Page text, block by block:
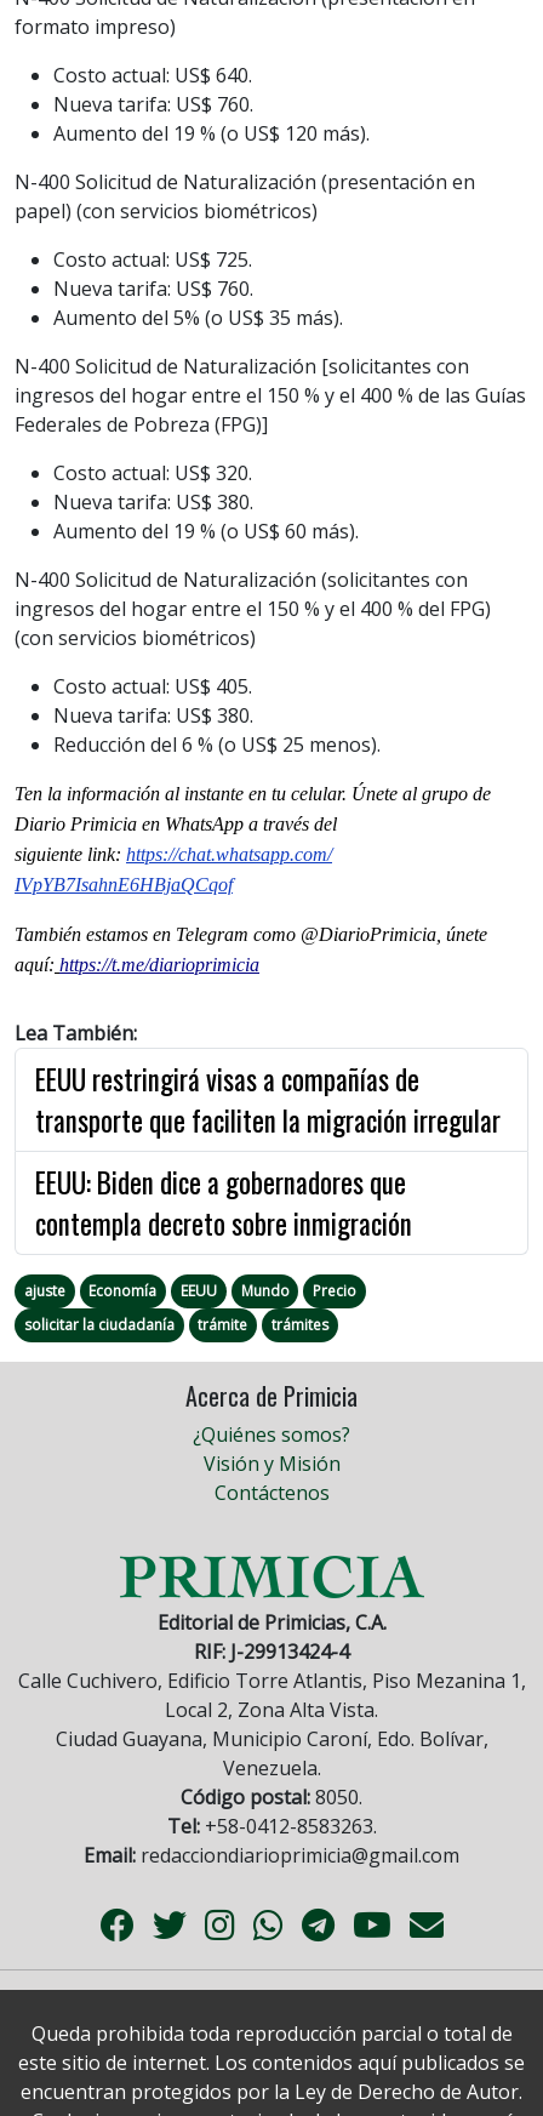
formato impreso)
Costo actual: US$ 640.
Nueva tarifa: US$ 760.
Aumento del 19 % (o US$ 120 más).
N-400 Solicitud de Naturalización (presentación en
papel) (con servicios biométricos)
Costo actual: US$ 725.
Nueva tarifa: US$ 760.
Aumento del 5% (o US$ 35 más).
N-400 Solicitud de Naturalización [solicitantes con
ingresos del hogar entre el 150 % y el 400 % de las Guías
Federales de Pobreza (FPG)]
Costo actual: US$ 320.
Nueva tarifa: US$ 380.
Aumento del 19 % (o US$ 60 más).
N-400 Solicitud de Naturalización (solicitantes con
ingresos del hogar entre el 150 % y el 400 % del FPG)
(con servicios biométricos)
Costo actual: US$ 405.
Nueva tarifa: US$ 380.
Reducción del 6 % (o US$ 25 menos).
Ten la información al instante en tu celular. Únete al grupo de
Diario Primicia en WhatsApp a través del
siguiente link: https://chat.whatsapp.com/
IVpYB7IsahnE6HBjaQCqof
También estamos en Telegram como @DiarioPrimicia, únete
aquí: https://t.me/diarioprimicia
Lea También:
EEUU restringirá visas a compañías de
transporte que faciliten la migración irregular
EEUU: Biden dice a gobernadores que
contempla decreto sobre inmigración
ajuste Economía EEUU Mundo
Precio
solicitar la ciudadanía
trámite trámites
Acerca de Primicia
¿Quiénes somos?
Visión y Misión
Contáctenos
Editorial de Primicias, C.A.
RIF: J-29913424-4
Calle Cuchivero, Edificio Torre Atlantis, Piso Mezanina 1,
Local 2, Zona Alta Vista.
Ciudad Guayana, Municipio Caroní, Edo. Bolívar,
Venezuela.
Código postal:8050.
Tel:+58-0412-8583263.
Email: redacciondiarioprimicia@gmail.com
Queda prohibida toda reproducción parcial o total de
este sitio de internet. Los contenidos aquí publicados se
encuentran protegidos por la Ley de Derecho de Autor.